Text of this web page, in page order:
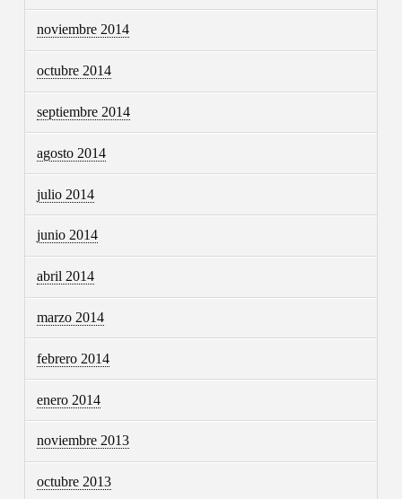
noviembre 2014
octubre 2014
septiembre 2014
agosto 2014
julio 2014
junio 2014
abril 2014
marzo 2014
febrero 2014
enero 2014
noviembre 2013
octubre 2013